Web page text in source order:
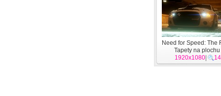
Need for Speed: The
Tapety na
1920x1080